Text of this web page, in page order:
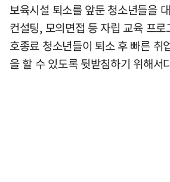
보육시설 퇴소를 앞둔 청소년들을
컨설팅, 모의면접 등 자립 교육 프
호종료 청소년들이 퇴소 후 빠른 취
을 할 수 있도록 뒷받침하기 위해서